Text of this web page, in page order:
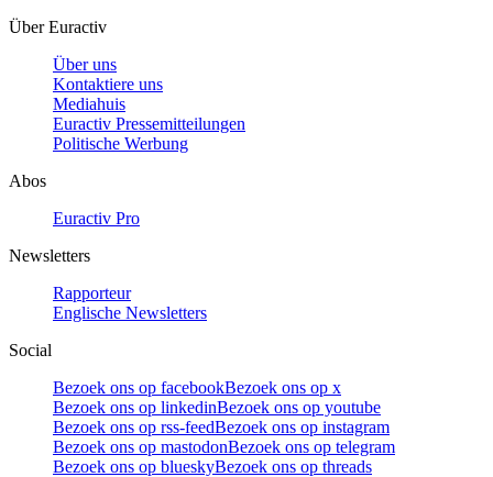
Über Euractiv
Über uns
Kontaktiere uns
Mediahuis
Euractiv Pressemitteilungen
Politische Werbung
Abos
Euractiv Pro
Newsletters
Rapporteur
Englische Newsletters
Social
Bezoek ons op facebookBezoek ons op x
Bezoek ons op linkedinBezoek ons op youtube
Bezoek ons op rss-feedBezoek ons op instagram
Bezoek ons op mastodonBezoek ons op telegram
Bezoek ons op blueskyBezoek ons op threads